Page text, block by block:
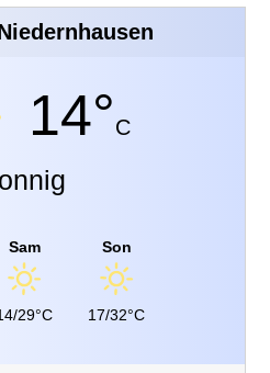
14°C
Sam
29°C
Son
17/32°C